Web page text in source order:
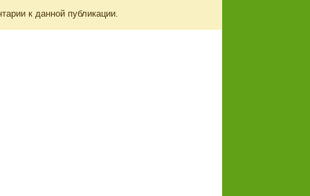
к данной публикации.